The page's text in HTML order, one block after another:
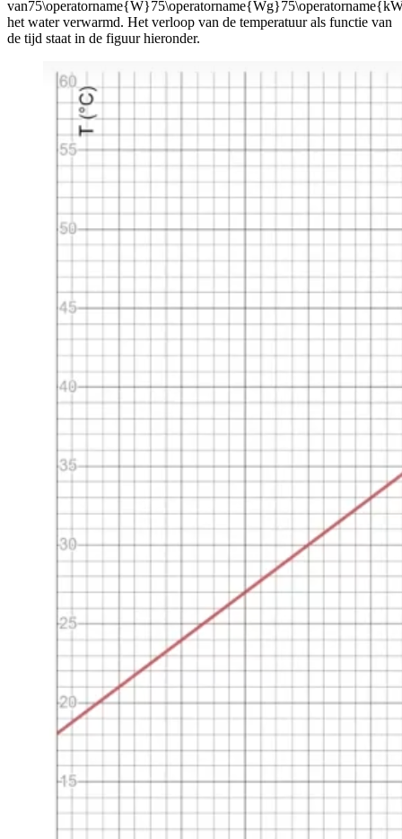
van
het water verwarmd. Het verloop van de temperatuur als functie van
de tijd staat in de figuur hieronder.